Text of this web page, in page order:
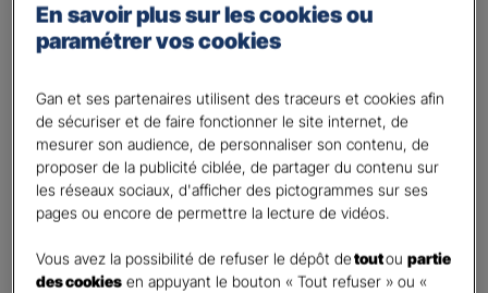
Laissez vide ou indiquez la date envisagez
Vos informations :
Etes-vous déjà client Gan assurances ?*
Oui
Non
Civilité *
Madame
En savoir plus sur les cookies ou
paramétrer vos cookies
Gan et ses partenaires utilisent des traceurs et cookies afin
de sécuriser et de faire fonctionner le site internet, de
mesurer son audience, de personnaliser son contenu, de
proposer de la publicité ciblée, de partager du contenu sur
les réseaux sociaux, d'afficher des pictogrammes sur ses
pages ou encore de permettre la lecture de vidéos.
Vous avez la possibilité de refuser le dépôt detoutoupartie
des cookies en appuyant le bouton « Tout refuser » ou «